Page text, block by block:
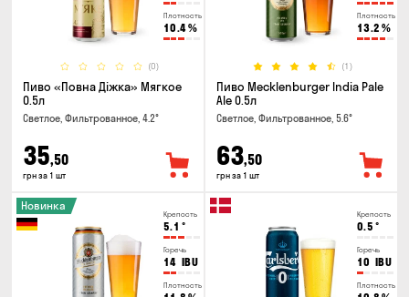
Плотность
10.4%
(0)
Пиво «Повна Діжка» Мягкое
0.5л
Светлое, Фильтрованное, 4.2°
35,50
грн за 1 шт
Плотность
13.2 %
(1)
Пиво Mecklenburger India Pale
Ale 0.5л
Светлое, Фильтрованное, 5.6°
63,50
грн за 1 шт
Крепость
5.1 °
Горечь
14 IBU
Плотность
Новинка
Крепость
0.5 °
Горечь
10 IBU
Плотность